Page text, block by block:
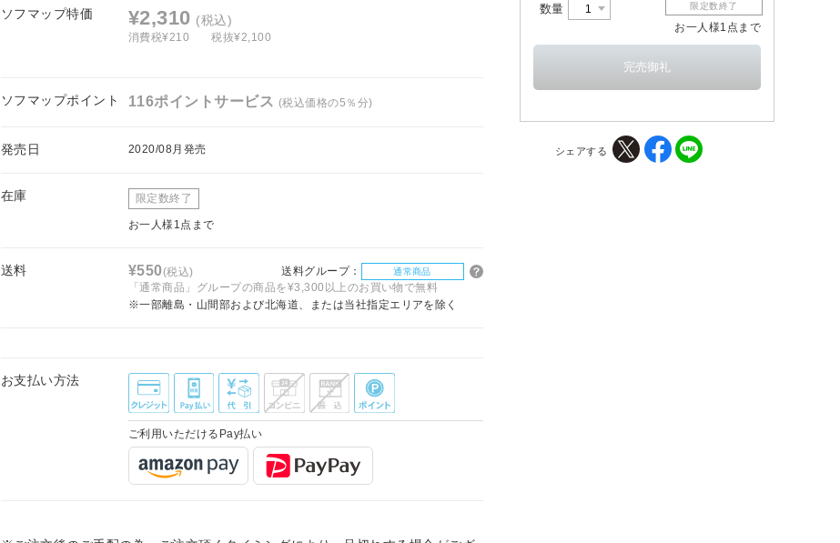
ソフマップ特価 ¥2,310 (税込)
消費税¥210 税抜¥2,100
ソフマップポイント 116ポイントサービス (税込価格の5％分)
発売日 2020/08月発売
在庫 限定数終了
お一人様1点まで
送料 ¥550(税込) 送料グループ： 通常商品
「通常商品」グループの商品を¥3,300以上のお買い物で無料
※一部離島・山間部および北海道、または当社指定エリアを除く
お支払い方法
ご利用いただけるPay払い
数量 限定数終了
お一人様1点まで
シェアする